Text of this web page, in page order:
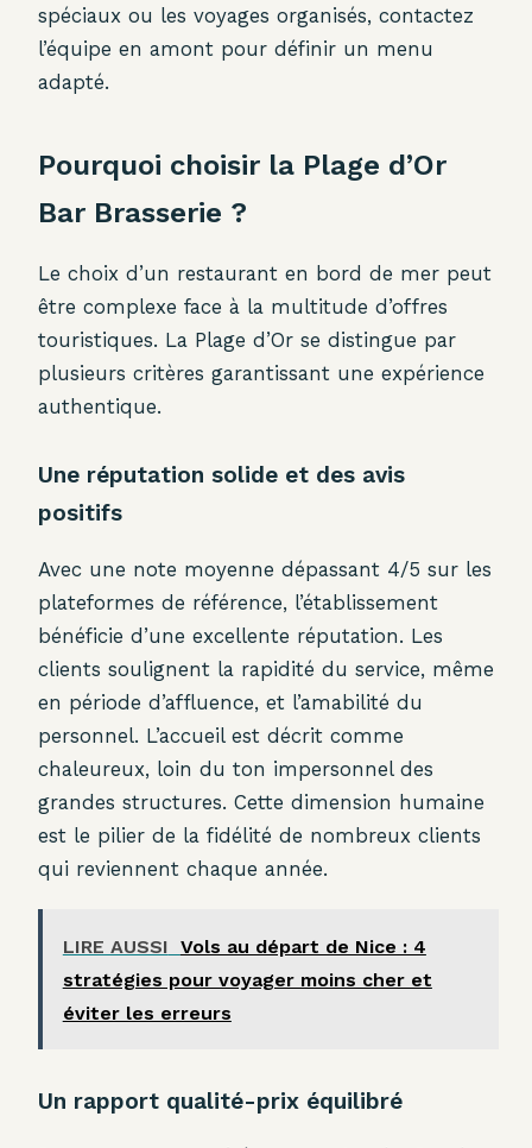
spéciaux ou les voyages organisés, contactez
l’équipe en amont pour définir un menu
adapté.
Pourquoi choisir la Plage d’Or
Bar Brasserie ?
Le choix d’un restaurant en bord de mer peut
être complexe face à la multitude d’offres
touristiques. La Plage d’Or se distingue par
plusieurs critères garantissant une expérience
authentique.
Une réputation solide et des avis
positifs
Avec une note moyenne dépassant 4/5 sur les
plateformes de référence, l’établissement
bénéficie d’une excellente réputation. Les
clients soulignent la rapidité du service, même
en période d’affluence, et l’amabilité du
personnel. L’accueil est décrit comme
chaleureux, loin du ton impersonnel des
grandes structures. Cette dimension humaine
est le pilier de la fidélité de nombreux clients
qui reviennent chaque année.
LIRE AUSSI Vols au départ de Nice : 4
stratégies pour voyager moins cher et
éviter les erreurs
Un rapport qualité-prix équilibré